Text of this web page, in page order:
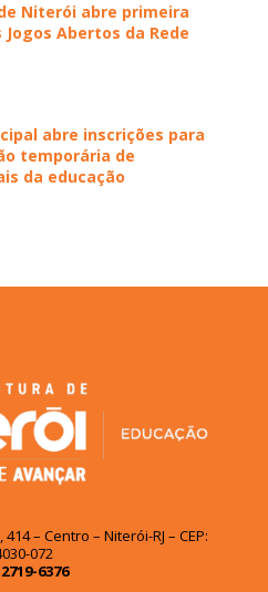
Niterói abre primeira
Jogos Abertos da Rede
abre inscrições para
temporária de
da educação
– Centro – Niterói-RJ – CEP:
072
6376